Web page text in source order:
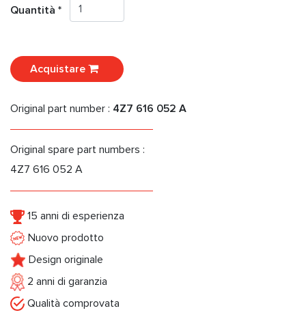
Quantità *
Acquistare
Original part number : 4Z7 616 052 A
Original spare part numbers :
4Z7 616 052 A
15 anni di esperienza
Nuovo prodotto
Design originale
2 anni di garanzia
Qualità comprovata